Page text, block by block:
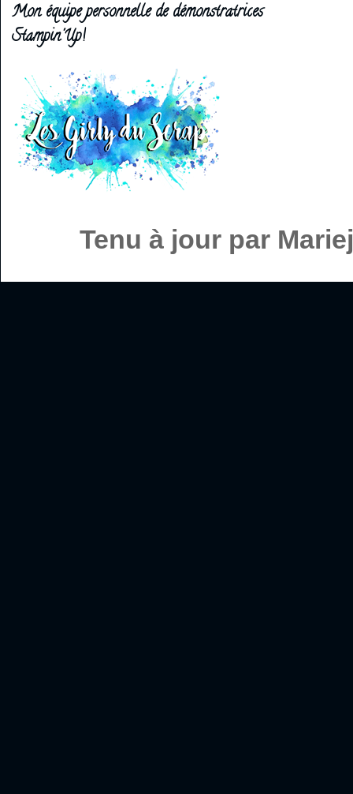
Mon équipe personnelle de démonstratrices
Stampin'Up!
Tenu à jour par